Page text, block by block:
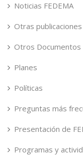
Noticias FEDEMA
Otras
Otros Documentos
Planes
Políticas
Preguntas más
Presentación de
Programas y